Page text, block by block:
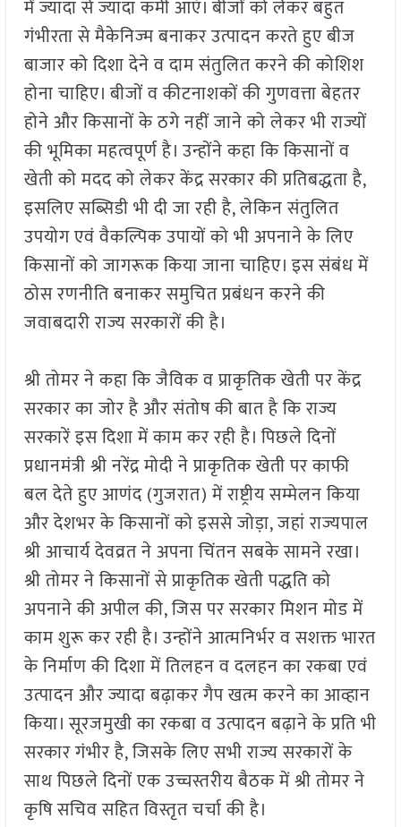
में ज्यादा से ज्यादा कमी आएं। बीजों को लेकर बहुत
गंभीरता से मैकेनिज्म बनाकर उत्पादन करते हुए बीज
बाजार को दिशा देने व दाम संतुलित करने की कोशिश
होना चाहिए। बीजों व कीटनाशकों की गुणवत्ता बेहतर
होने और किसानों के ठगे नहीं जाने को लेकर भी राज्यों
की भूमिका महत्वपूर्ण है। उन्होंने कहा कि किसानों व
खेती को मदद को लेकर केंद्र सरकार की प्रतिबद्धता है,
इसलिए सब्सिडी भी दी जा रही है, लेकिन संतुलित
उपयोग एवं वैकल्पिक उपायों को भी अपनाने के लिए
किसानों को जागरूक किया जाना चाहिए। इस संबंध में
ठोस रणनीति बनाकर समुचित प्रबंधन करने की
जवाबदारी राज्य सरकारों की है।
श्री तोमर ने कहा कि जैविक व प्राकृतिक खेती पर केंद्र
सरकार का जोर है और संतोष की बात है कि राज्य
सरकारें इस दिशा में काम कर रही है। पिछले दिनों
प्रधानमंत्री श्री नरेंद्र मोदी ने प्राकृतिक खेती पर काफी
बल देते हुए आणंद (गुजरात) में राष्ट्रीय सम्मेलन किया
और देशभर के किसानों को इससे जोड़ा, जहां राज्यपाल
श्री आचार्य देवव्रत ने अपना चिंतन सबके सामने रखा।
श्री तोमर ने किसानों से प्राकृतिक खेती पद्धति को
अपनाने की अपील की, जिस पर सरकार मिशन मोड में
काम शुरू कर रही है। उन्होंने आत्मनिर्भर व सशक्त भारत
के निर्माण की दिशा में तिलहन व दलहन का रकबा एवं
उत्पादन और ज्यादा बढ़ाकर गैप खत्म करने का आव्हान
किया। सूरजमुखी का रकबा व उत्पादन बढ़ाने के प्रति भी
सरकार गंभीर है, जिसके लिए सभी राज्य सरकारों के
साथ पिछले दिनों एक उच्चस्तरीय बैठक में श्री तोमर ने
कृषि सचिव सहित विस्तृत चर्चा की है।